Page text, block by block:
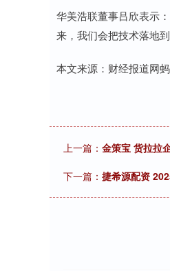
华美浩联董事吕欣表示
来，我们会把技术落地
本文来源：财经报道网
上一篇： 金策宝 货拉拉
下一篇： 捷希源配资